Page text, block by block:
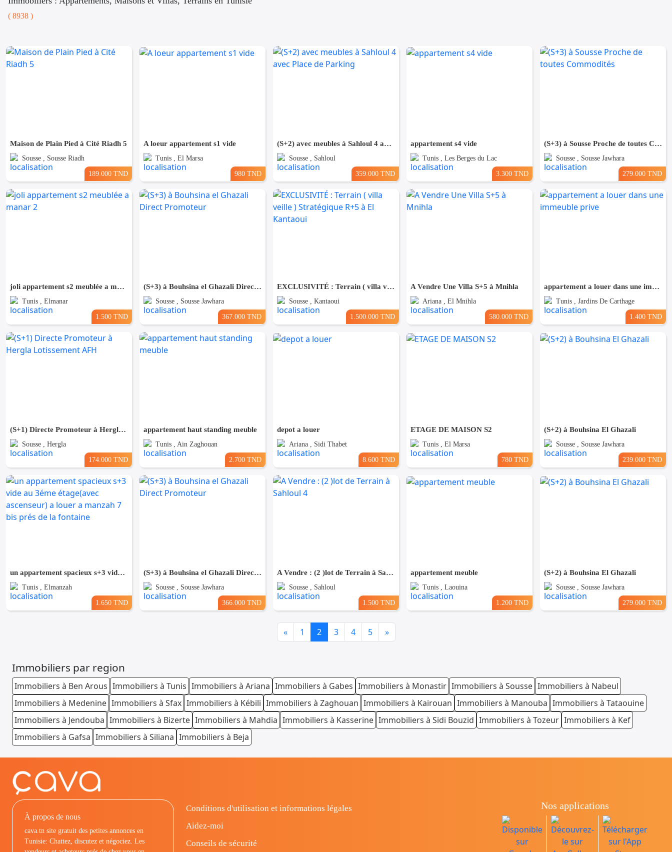
( 8938 )
Maison de Plain Pied à Cité Riadh 5
Sousse , Sousse Riadh
189.000 TND
A loeur appartement s1 vide
Tunis , El Marsa
980 TND
(S+2) avec meubles à Sahloul 4 avec Place de Parking
Sousse , Sahloul
359.000 TND
appartement s4 vide
Tunis , Les Berges du Lac
3.300 TND
(S+3) à Sousse Proche de toutes Commodités
Sousse , Sousse Jawhara
279.000 TND
joli appartement s2 meublée a manar 2
Tunis , Elmanar
1.500 TND
(S+3) à Bouhsina el Ghazali Direct Promoteur
Sousse , Sousse Jawhara
367.000 TND
EXCLUSIVITÉ : Terrain ( villa veille ) Stratégique R+5 à El Kantaoui
Sousse , Kantaoui
1.500.000 TND
A Vendre Une Villa S+5 à Mnihla
Ariana , El Mnihla
580.000 TND
appartement a louer dans une immeuble prive
Tunis , Jardins De Carthage
1.400 TND
(S+1) Directe Promoteur à Hergla Lotissement AFH
Sousse , Hergla
174.000 TND
appartement haut standing meuble
Tunis , Ain Zaghouan
2.700 TND
depot a louer
Ariana , Sidi Thabet
8.600 TND
ETAGE DE MAISON S2
Tunis , El Marsa
780 TND
(S+2) à Bouhsina El Ghazali
Sousse , Sousse Jawhara
239.000 TND
un appartement spacieux s+3 vide au 3éme étage(avec ascenseur) a louer a manzah 7 bis prés de la fontaine
Tunis , Elmanzah
1.650 TND
(S+3) à Bouhsina el Ghazali Direct Promoteur
Sousse , Sousse Jawhara
366.000 TND
A Vendre : (2 )lot de Terrain à Sahloul 4
Sousse , Sahloul
1.500 TND
appartement meuble
Tunis , Laouina
1.200 TND
(S+2) à Bouhsina El Ghazali
Sousse , Sousse Jawhara
279.000 TND
«Previous
1 2 3 4 5 »Next
Immobiliers par region
Immobiliers à Ben Arous Immobiliers à Tunis Immobiliers à Ariana Immobiliers à Gabes Immobiliers à Monastir Immobiliers à Sousse Immobiliers à Nabeul
Immobiliers à Medenine Immobiliers à Sfax Immobiliers à Kébili Immobiliers à Zaghouan Immobiliers à Kairouan Immobiliers à Manouba Immobiliers à Tataouine
Immobiliers à Jendouba Immobiliers à Bizerte Immobiliers à Mahdia Immobiliers à Kasserine Immobiliers à Sidi Bouzid Immobiliers à Tozeur Immobiliers à Kef
Immobiliers à Gafsa Immobiliers à Siliana Immobiliers à Beja
À propos de nous
cava.tn site gratuit des petites annonces en
Tunisie: Chattez, discutez et négociez. Les
Conditions d'utilisation et informations légales
Aidez-moi
Conseils de sécurité
Nos applications